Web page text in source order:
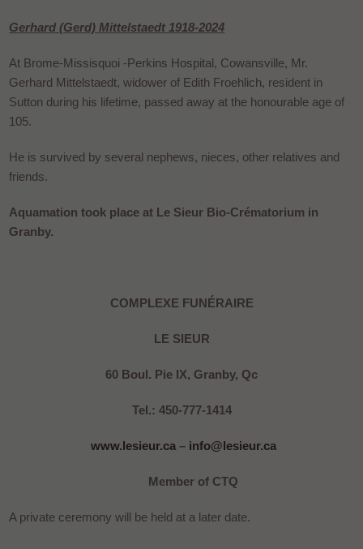
Gerhard (Gerd) Mittelstaedt 1918-2024
At Brome-Missisquoi -Perkins Hospital, Cowansville, Mr.
Gerhard Mittelstaedt, widower of Edith Froehlich, resident in
Sutton during his lifetime, passed away at the honourable age of
105.
He is survived by several nephews, nieces, other relatives and
friends.
Aquamation took place at Le Sieur Bio-Crématorium in
Granby.
COMPLEXE FUNÉRAIRE
LE SIEUR
60 Boul. Pie IX, Granby, Qc
Tel.: 450-777-1414
www.lesieur.ca– info@lesieur.ca
Member of CTQ
A private ceremony will be held at a later date.